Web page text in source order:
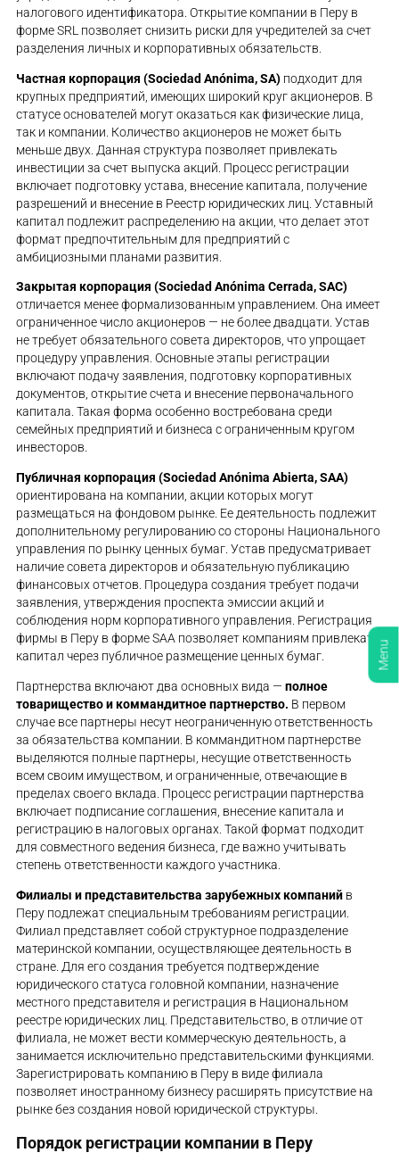
налогового идентификатора. Открытие компании в Перу в
форме SRL позволяет снизить риски для учредителей за счет
разделения личных и корпоративных обязательств.
Частная корпорация (Sociedad Anónima, SA) подходит для
крупных предприятий, имеющих широкий круг акционеров. В
статусе основателей могут оказаться как физические лица,
так и компании. Количество акционеров не может быть
меньше двух. Данная структура позволяет привлекать
инвестиции за счет выпуска акций. Процесс регистрации
включает подготовку устава, внесение капитала, получение
разрешений и внесение в Реестр юридических лиц. Уставный
капитал подлежит распределению на акции, что делает этот
формат предпочтительным для предприятий с
амбициозными планами развития.
Закрытая корпорация (Sociedad Anónima Cerrada, SAC)
отличается менее формализованным управлением. Она имеет
ограниченное число акционеров — не более двадцати. Устав
не требует обязательного совета директоров, что упрощает
процедуру управления. Основные этапы регистрации
включают подачу заявления, подготовку корпоративных
документов, открытие счета и внесение первоначального
капитала. Такая форма особенно востребована среди
семейных предприятий и бизнеса с ограниченным кругом
инвесторов.
Публичная корпорация (Sociedad Anónima Abierta, SAA)
ориентирована на компании, акции которых могут
размещаться на фондовом рынке. Ее деятельность подлежит
дополнительному регулированию со стороны Национального
управления по рынку ценных бумаг. Устав предусматривает
наличие совета директоров и обязательную публикацию
финансовых отчетов. Процедура создания требует подачи
заявления, утверждения проспекта эмиссии акций и
соблюдения норм корпоративного управления. Регистрация
фирмы в Перу в форме SAA позволяет компаниям привлекать
капитал через публичное размещение ценных бумаг.
Партнерства включают два основных вида — полное
товарищество и коммандитное партнерство. В первом
случае все партнеры несут неограниченную ответственность
за обязательства компании. В коммандитном партнерстве
выделяются полные партнеры, несущие ответственность
всем своим имуществом, и ограниченные, отвечающие в
пределах своего вклада. Процесс регистрации партнерства
включает подписание соглашения, внесение капитала и
регистрацию в налоговых органах. Такой формат подходит
для совместного ведения бизнеса, где важно учитывать
степень ответственности каждого участника.
Филиалы и представительства зарубежных компаний в
Перу подлежат специальным требованиям регистрации.
Филиал представляет собой структурное подразделение
материнской компании, осуществляющее деятельность в
стране. Для его создания требуется подтверждение
юридического статуса головной компании, назначение
местного представителя и регистрация в Национальном
реестре юридических лиц. Представительство, в отличие от
филиала, не может вести коммерческую деятельность, а
занимается исключительно представительскими функциями.
Зарегистрировать компанию в Перу в виде филиала
позволяет иностранному бизнесу расширять присутствие на
рынке без создания новой юридической структуры.
Порядок регистрации компании в Перу
Menu